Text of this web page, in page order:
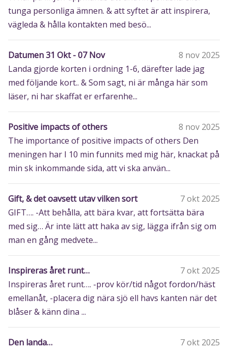
tunga personliga ämnen. & att syftet är att inspirera,
vägleda & hålla kontakten med besö...
Datumen 31 Okt - 07 Nov
8 nov 2025
Landa gjorde korten i ordning 1-6, därefter lade jag
med följande kort.. & Som sagt, ni är många här som
läser, ni har skaffat er erfarenhe...
Positive impacts of others
8 nov 2025
The importance of positive impacts of others Den
meningen har I 10 min funnits med mig här, knackat på
min sk inkommande sida, att vi ska använ...
Gift, & det oavsett utav vilken sort
7 okt 2025
GIFT…. -Att behålla, att bära kvar, att fortsätta bära
med sig… Är inte lätt att haka av sig, lägga ifrån sig om
man en gång medvete...
Inspireras året runt…
7 okt 2025
Inspireras året runt…. -prov kör/tid något fordon/häst
emellanåt, -placera dig nära sjö ell havs kanten när det
blåser & känn dina ...
Den landa…
7 okt 2025